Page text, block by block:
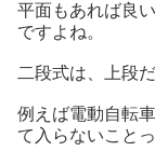
平面もあれば良
ですよね。
二段式は、上段
例えば電動自転
て入らないこと